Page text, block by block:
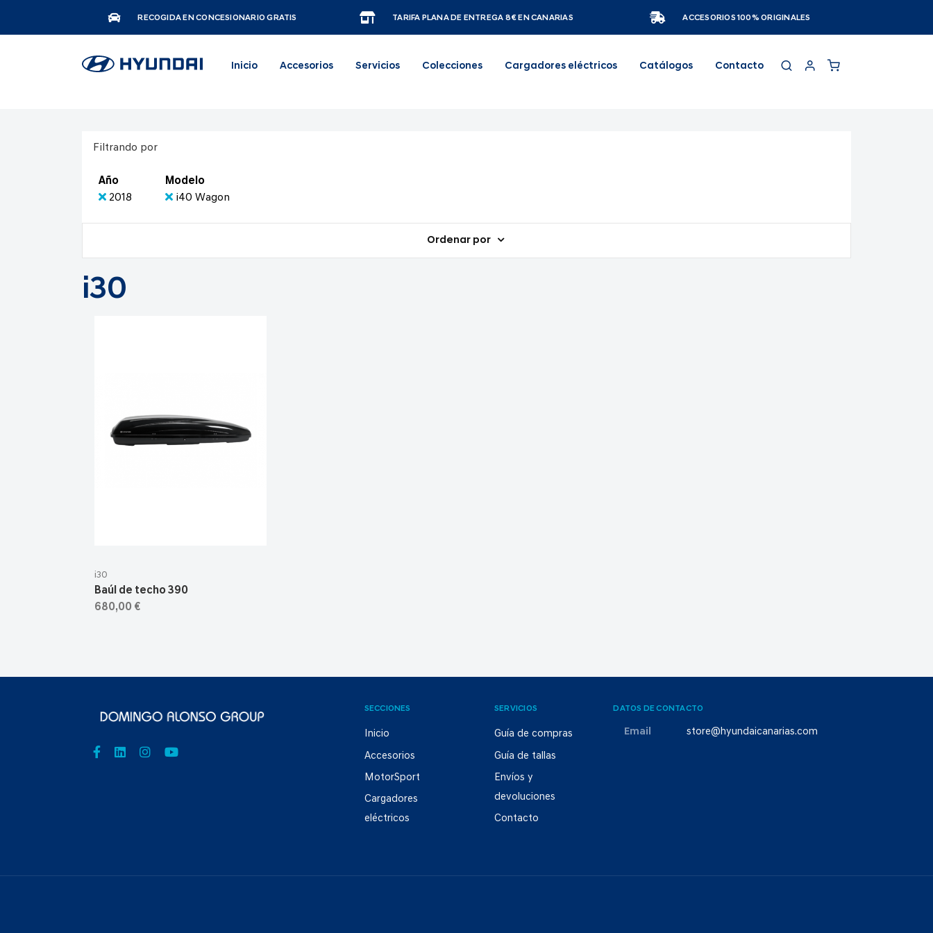
RECOGIDA EN CONCESIONARIO GRATIS TARIFA PLANA DE ENTREGA 8€ EN CANARIAS ACCESORIOS 100% ORIGINALES
Inicio Accesorios Servicios Colecciones Cargadores eléctricos Catálogos Contacto
Filtrando por
Año
2018
Modelo
i40 Wagon
Ordenar por
i30
i30
Baúl de techo 390
680,00 €
SECCIONES
Inicio
Accesorios
MotorSport
Cargadores
eléctricos
SERVICIOS
Guía de compras
Guía de tallas
Envíos y
devoluciones
Contacto
DATOS DE CONTACTO
Email store@hyundaicanarias.com